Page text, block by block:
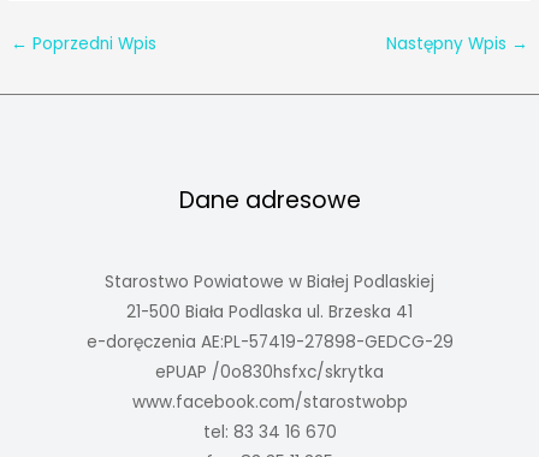
← Poprzedni Wpis Następny Wpis →
Dane adresowe
Starostwo Powiatowe w Białej Podlaskiej
21-500 Biała Podlaska ul. Brzeska 41
e-doręczenia AE:PL-57419-27898-GEDCG-29
ePUAP /0o830hsfxc/skrytka
www.facebook.com/starostwobp
tel: 83 34 16 670